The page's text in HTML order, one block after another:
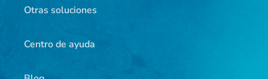
Otras soluciones
Centro de ayuda